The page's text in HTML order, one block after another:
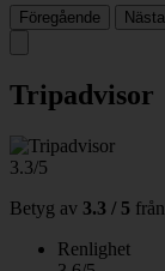
Föregående Nästa
Tripadvisor
3.3/5
Betyg av 3.3 / 5 från
Renlighet